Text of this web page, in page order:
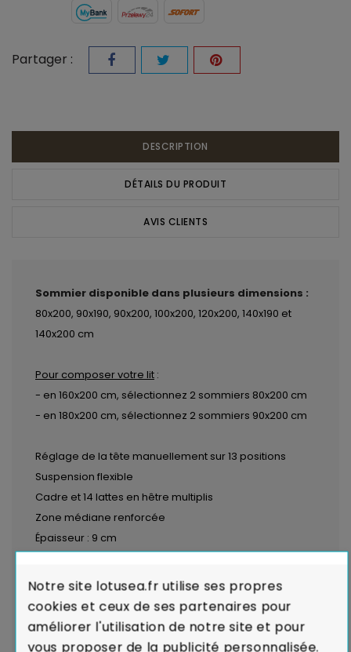
Partager :
DESCRIPTION
DÉTAILS DU PRODUIT
AVIS CLIENTS
Sommier disponible dans plusieurs dimensions :
80x200, 90x190, 90x200, 100x200, 120x200, 140x190 et
140x200 cm
Pour composer votre lit :
- en 160x200 cm, sélectionnez 2 sommiers 80x200 cm
- en 180x200 cm, sélectionnez 2 sommiers 90x200 cm
Réglage de la tête manuellement sur 13 positions
Suspension flexible
Cadre et 14 lattes en hêtre multiplis
Zone médiane renforcée
Épaisseur : 9 cm
Notre site lotusea.fr utilise ses propres
cookies et ceux de ses partenaires pour
améliorer l'utilisation de notre site et pour
vous proposer de la publicité personnalisée.